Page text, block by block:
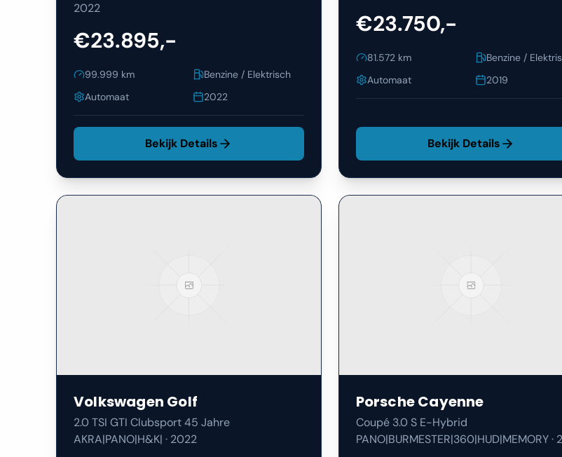
2022
€23.895,-
99.999 km
Benzine / Elektrisch
Automaat
2022
Bekijk Details
€23.750,-
81.572km
Benzine /
Automaat
2019
Bekijk Details
Volkswagen Golf
2.0 TSI GTI Clubsport 45 Jahre
AKRA|PANO|H&K| · 2022
PorscheCayenne
Coupé 3.0 S E-Hybrid
PANO|BURMESTER|360|HUD|MEMORY·